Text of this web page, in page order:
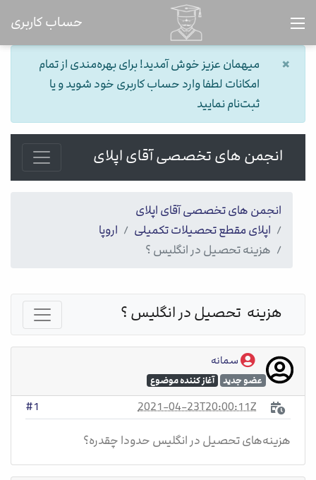
حساب کاربری
میهمان عزیز خوش آمدید! برای بهره‌مندی از تمام
امکانات لطفا وارد حساب کاربری خود شوید و یا
ثبت‌نام نمایید
×
انجمن های تخصصی آقای اپلای
انجمن های تخصصی آقای اپلای
اپلای مقطع تحصیلات تکمیلی
اروپا
هزینه تحصیل در انگلیس ؟
هزینه  تحصیل در انگلیس ؟
سمانه
عضو جدید آغاز کننده موضوع
2021-04-23T20:00:11Z
#1
هزینه‌های تحصیل در انگلیس حدودا چقدره؟